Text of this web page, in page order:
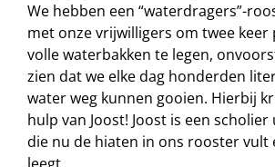
We hebben een “waterdragers”-
met onze vrijwilligers om twee keer
volle waterbakken te legen,
zien dat we elke dag honderden
water weg kunnen gooien. Hierbij
hulp van Joost! Joost is een
die nu de hiaten in ons rooster vult